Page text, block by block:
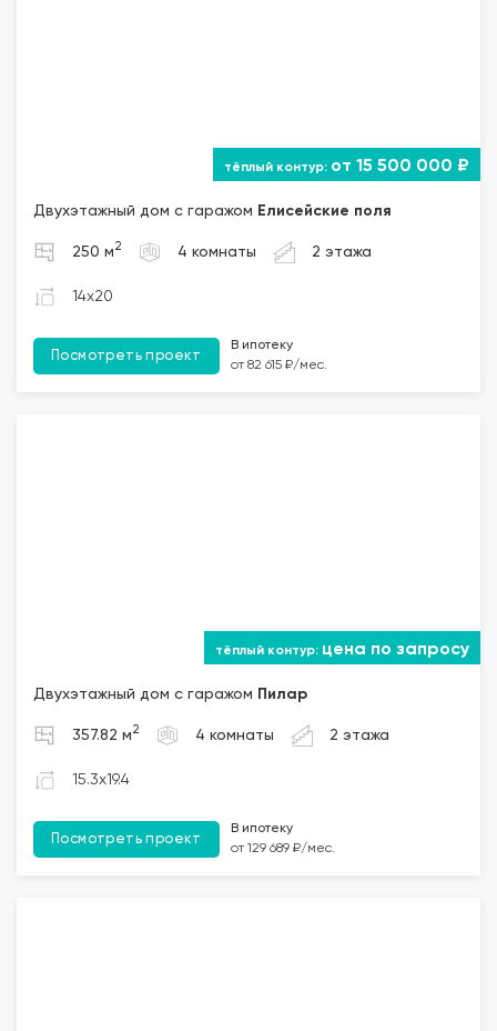
от 15 500 000 ₽
Двухэтажный дом с гаражом Елисейские поля
250 м 2 4 комнаты 2 этажа
14x20
Посмотреть проект
В ипотеку
от 82 615 ₽/мес.
цена по запросу
Двухэтажный дом с гаражом Пилар
357.82 м 2 4 комнаты 2 этажа
15.3x19.4
Посмотреть проект
В ипотеку
от 129 689 ₽/мес.